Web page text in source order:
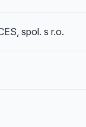
spol. s r.o.